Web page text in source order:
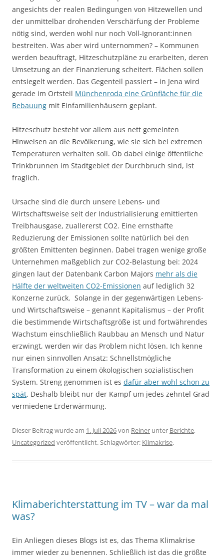
angesichts der realen Bedingungen von Hitzewellen und
der unmittelbar drohenden Verschärfung der Probleme
nötig sind, werden wohl nur noch Voll-Ignorant:innen
bestreiten. Was aber wird unternommen? – Kommunen
werden beauftragt, Hitzeschutzpläne zu erarbeiten, deren
Umsetzung an der Finanzierung scheitert. Flächen sollen
entsiegelt werden. Das Gegenteil passiert – in Jena wird
gerade im Ortsteil Münchenroda eine Grünfläche für die
Bebauung mit Einfamilienhäusern geplant.
Hitzeschutz besteht vor allem aus nett gemeinten
Hinweisen an die Bevölkerung, wie sie sich bei extremen
Temperaturen verhalten soll. Ob dabei einige öffentliche
Trinkbrunnen im Stadtgebiet der Durchbruch sind, ist
fraglich.
Ursache sind die durch unsere Lebens- und
Wirtschaftsweise seit der Industrialisierung emittierten
Treibhausgase, zuallererst CO2. Eine ernsthafte
Reduzierung der Emissionen sollte natürlich bei den
größten Emittenten beginnen. Dabei tragen wenige große
Unternehmen maßgeblich zur CO2-Belastung bei: 2024
gingen laut der Datenbank Carbon Majors mehr als die
Hälfte der weltweiten CO2-Emissionen auf lediglich 32
Konzerne zurück. Solange in der gegenwärtigen Lebens-
und Wirtschaftsweise – genannt Kapitalismus – der Profit
die bestimmende Wirtschaftsgröße ist und fortwährendes
Wachstum einschließlich Raubbau an Mensch und Natur
erzwingt, werden wir das Problem nicht lösen. Ich kenne
nur einen sinnvollen Ansatz: Schnellstmögliche
Transformation zu einem ökologischen sozialistischen
System. Streng genommen ist es dafür aber wohl schon zu
spät. Deshalb bleibt nur der Kampf um jedes zehntel Grad
vermiedene Erderwärmung.
Dieser Beitrag wurde am 1. Juli 2026von Reiner unter Berichte,
Uncategorized veröffentlicht. Schlagwörter: Klimakrise.
Klimaberichterstattung im TV – war da mal
was?
Ein Anliegen dieses Blogs ist es, das Thema Klimakrise
immer wieder zu benennen. Schließlich ist das die größte